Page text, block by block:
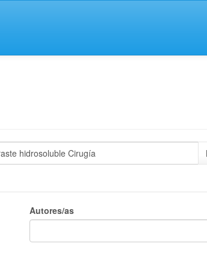
Autores/as